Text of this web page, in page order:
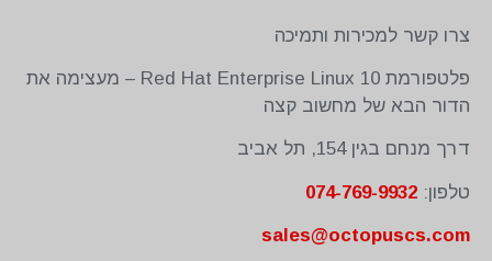
צרו קשר למכירות ותמיכה
פלטפורמת Red Hat Enterprise Linux 10 – מעצימה את
הדור הבא של מחשוב קצה
דרך מנחם בגין 154, תל אביב
טלפון: 074-769-9932
sales@octopuscs.com